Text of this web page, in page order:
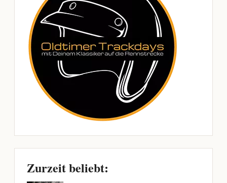
Zurzeit beliebt: